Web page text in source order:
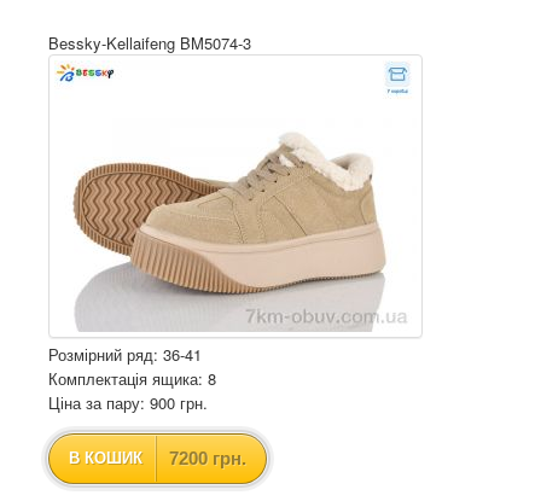
Bessky-Kellaifeng BM5074-3
Розмірний ряд: 36-41
Комплектація ящика: 8
Ціна за пару: 900 грн.
В КОШИК 7200 грн.